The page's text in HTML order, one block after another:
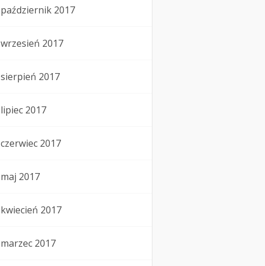
październik 2017
wrzesień 2017
sierpień 2017
lipiec 2017
czerwiec 2017
maj 2017
kwiecień 2017
marzec 2017